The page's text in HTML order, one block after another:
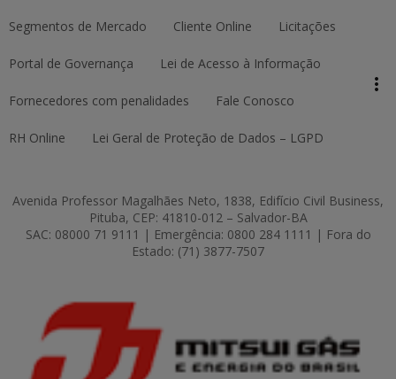
Segmentos de Mercado Cliente Online Licitações
Portal de Governança Lei de Acesso à Informação
Fornecedores com penalidades Fale Conosco
RH Online Lei Geral de Proteção de Dados – LGPD
more_vert
Avenida Professor Magalhães Neto, 1838, Edifício Civil Business,
Pituba, CEP: 41810-012 – Salvador-BA
SAC: 08000 71 9111 | Emergência: 0800 284 1111 | Fora do
Estado: (71) 3877-7507